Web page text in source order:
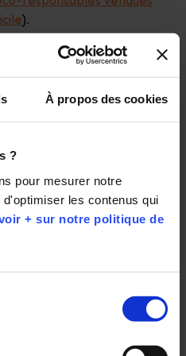
À propos des cookies
?
pour mesurer notre
les contenus qui
+ sur notre politique de
).
engagement sur la
est inscrit dans notre
depuis nos débuts,